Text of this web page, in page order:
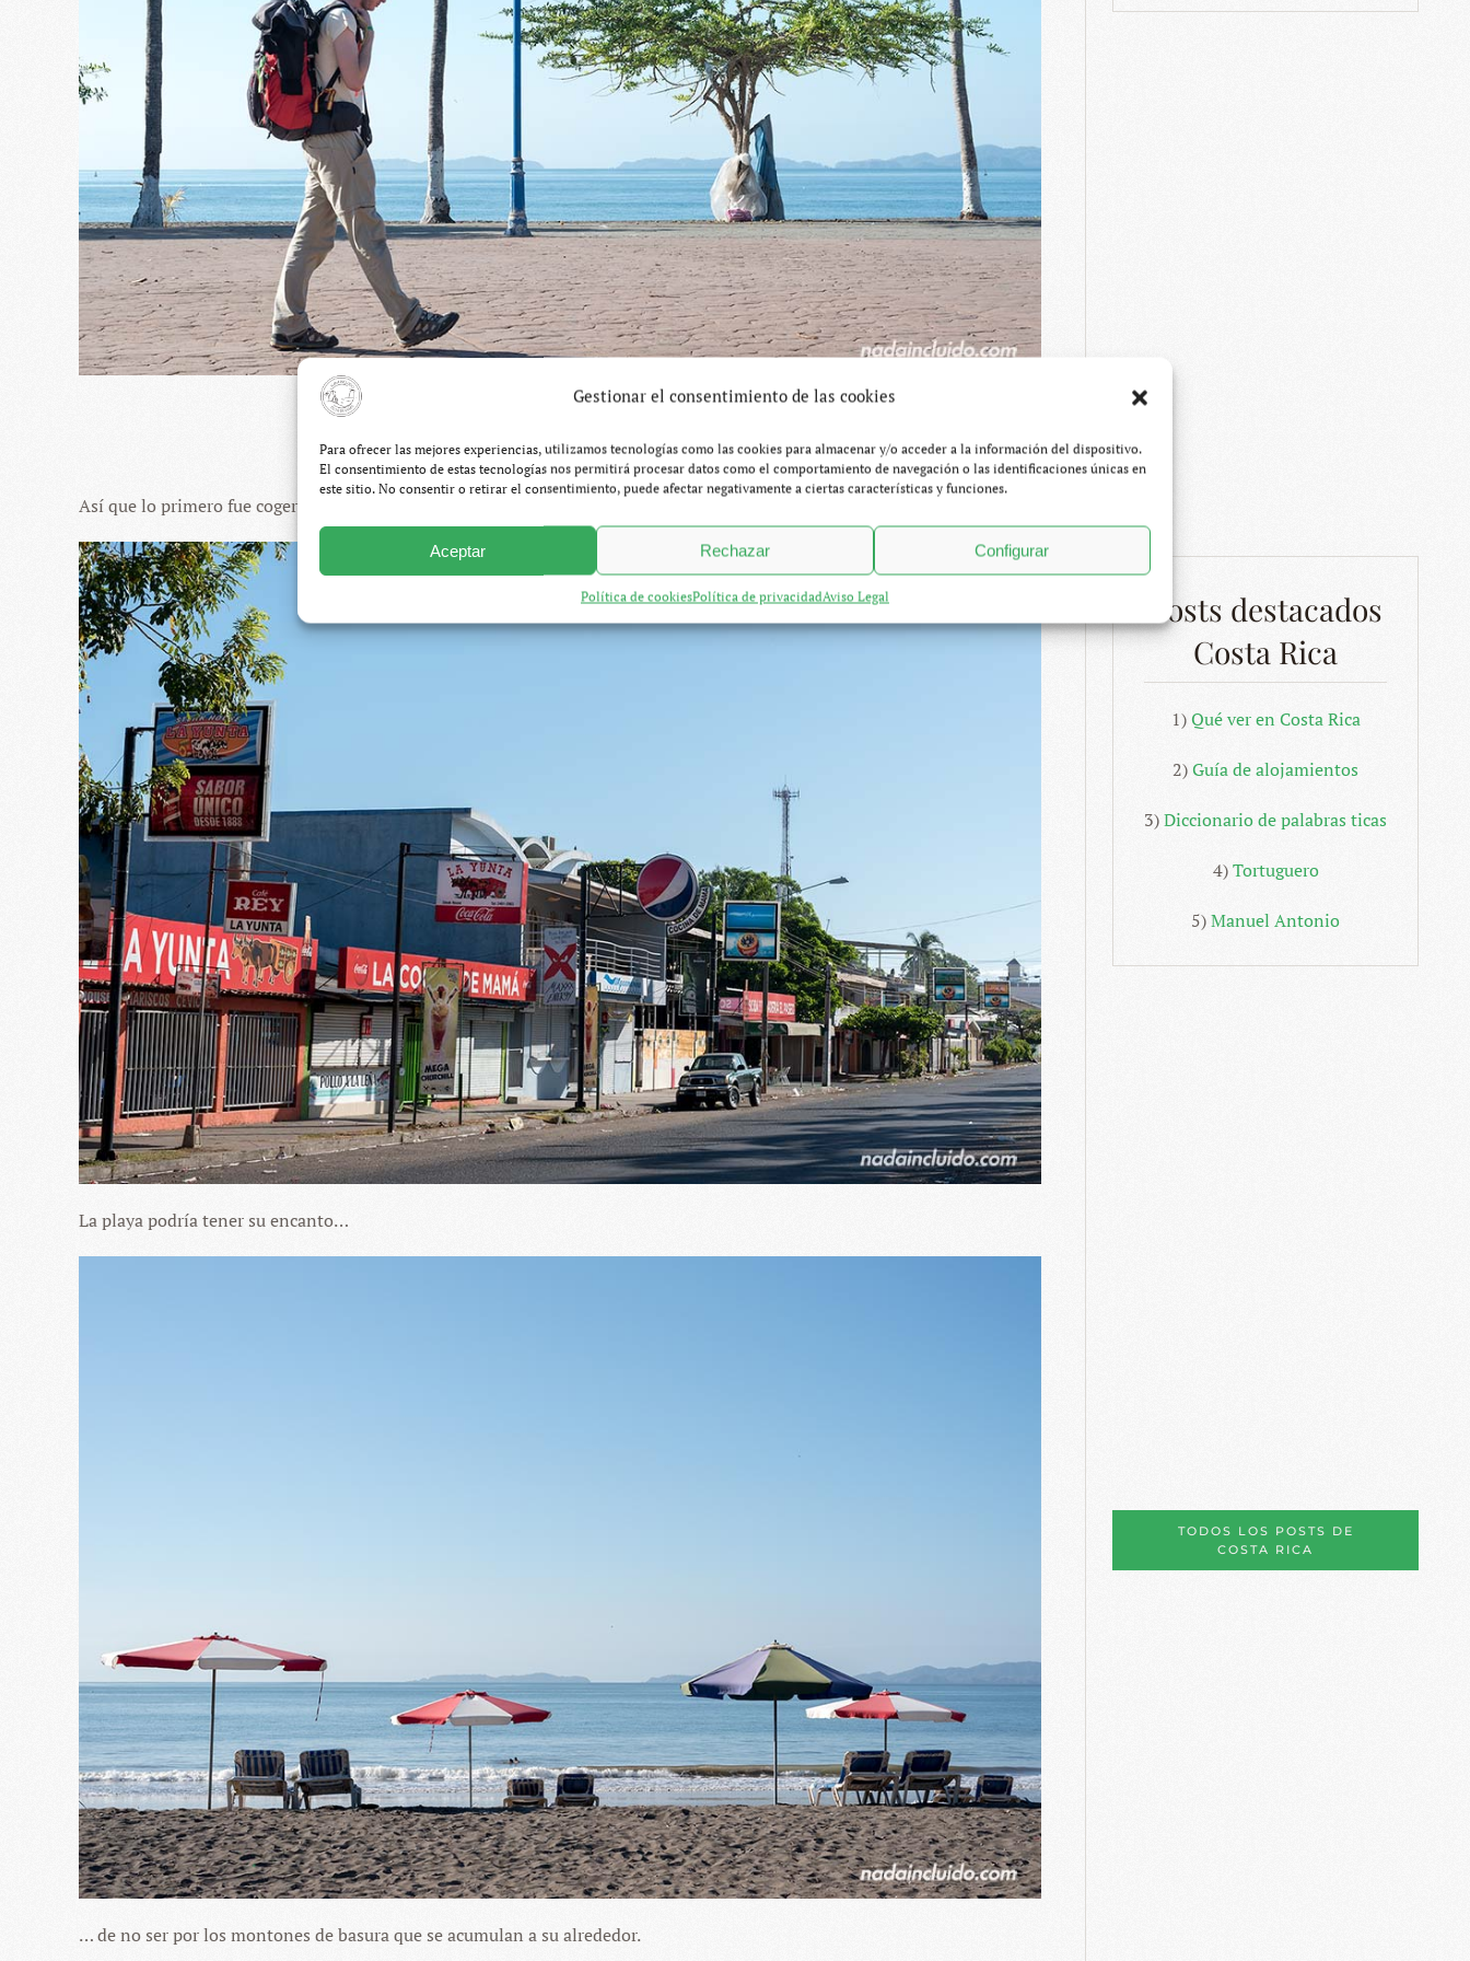
Gestionar el consentimiento de las cookies
Para ofrecer las mejores experiencias, utilizamos tecnologías como las cookies para almacenar y/o acceder a la información del dispositivo.
El consentimiento de estas tecnologías nos permitirá procesar datos como el comportamiento de navegación o las identificaciones únicas en
este sitio. No consentir o retirar el consentimiento, puede afectar negativamente a ciertas características y funciones.
Aceptar Rechazar Configurar
Política de cookiesPolítica de privacidadAviso Legal
Puntarenas
Así que lo primero fue coger un autobús de San José hasta allí. He visto lugares feos…. Y Puntarenas es uno de ellos.
La playa podría tener su encanto…
… de no ser por los montones de basura que se acumulan a su alrededor.
Posts destacados
Costa Rica
1)Qué ver en Costa Rica
2)Guía de alojamientos
3)Diccionario de palabras ticas
4)Tortuguero
5)Manuel Antonio
TODOS LOS POSTS DE
COSTA RICA